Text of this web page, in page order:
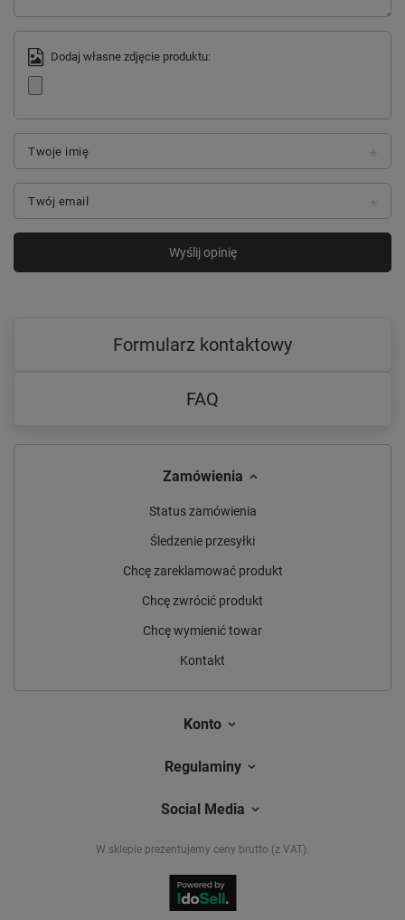
Dodaj własne zdjęcie produktu:
Twoje imię
Twój email
Wyślij opinię
Formularz kontaktowy
FAQ
Zamówienia
Status zamówienia
Śledzenie przesyłki
Chcę zareklamować produkt
Chcę zwrócić produkt
Chcę wymienić towar
Kontakt
Konto
Regulaminy
Social Media
W sklepie prezentujemy ceny brutto (z VAT).